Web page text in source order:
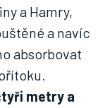
a Hamry,
a navíc
absorbovat
metry a